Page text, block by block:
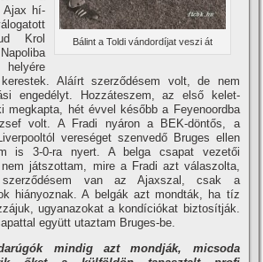
Bálint a Toldi vándordí­jat veszi át
Ajax hí­
Krol
Aláí­rt szerződésem volt, de nem
engedélyt. Hozzáteszem, az első kelet-
megkapta, hét évvel később a Feyenoordba
volt. A Fradi nyáron a BEK-döntős, a
vereséget szenvedő Bruges ellen
is 3-0-ra nyert. A belga csapat vezetői
játszottam, mire a Fradi azt válaszolta,
van az Ajaxszal, csak a
hiányoznak. A belgák azt mondták, ha tí­z
ugyanazokat a kondí­ciókat biztosí­tják.
együtt utaztam Bruges-be.
mindig azt mondják, micsoda